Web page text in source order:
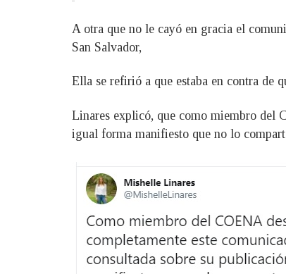
A otra que no le cayó en gracia el
San Salvador,
Ella se refirió a que estaba en contra de
Linares explicó, que como miembro del
igual forma manifiesto que no lo